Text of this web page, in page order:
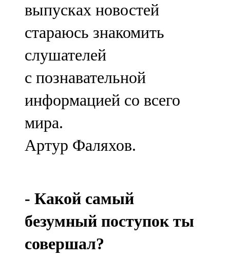
Кадыбаш
105,2 FM
Казан
91,5 FM
Кайбыч
106,1 FM
Кама тамагы
Кукмара
107,9 FM
Лениногорский
выпусках новостей
стараюсь знакомить
слушателей
с познавательной
информацией со всего
мира.
Артур Фаляхов.
- Какой самый
безумный поступок ты
совершал?